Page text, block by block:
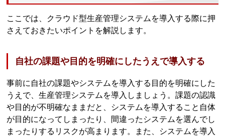
ここでは、クラウド型生産管理システムを導入する際に押
さえておきたいポイントを解説します。
自社の課題や目的を明確にしたうえで導入する
事前に自社の課題やシステムを導入する目的を明確にした
うえで、生産管理システムを導入しましょう。課題の認識
や目的が不明確なままだと、システムを導入すること自体
が目的になってしまったり、間違ったシステムを選んでし
まったりするリスクが高まります。また、システムを導入